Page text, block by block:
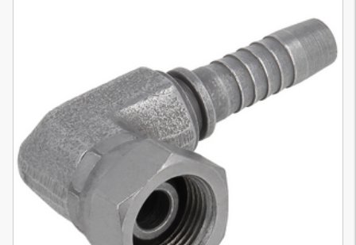
Modelo 3D